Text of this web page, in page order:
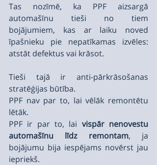
Tas nozīmē, ka PPF aizsargā
automašīnu tieši no tiem
bojājumiem, kas ar laiku noved
īpašnieku pie nepatīkamas izvēles:
atstāt defektus vai krāsot.
Tieši tajā ir anti-pārkrāsošanas
stratēģijas būtība.
PPF nav par to, lai vēlāk remontētu
lētāk.
PPF ir par to, lai vispār nenovestu
automašīnu līdz remontam, ja
bojājumu bija iespējams novērst jau
iepriekš.